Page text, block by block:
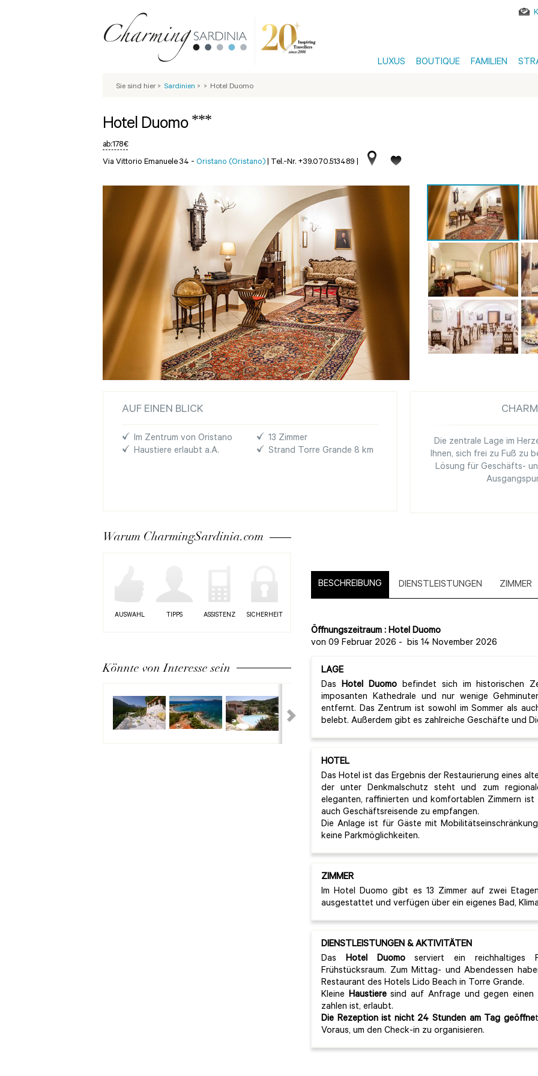
LUXUS BOUTIQUE FAMILIEN
Sie sind hier > Sardinien > > Hotel Duomo
Hotel Duomo ***
ab:178 €
Via Vittorio Emanuele 34 - Oristano (Oristano) | Tel.-Nr. +39.070.513489 |
AUF EINEN BLICK
Im Zentrum von Oristano
13 Zimmer
Haustiere erlaubt a.A.
Strand Torre Grande 8 km
Die zentrale Lage im
Ihnen, sich frei zu Fuß zu
Lösung für Geschäfts-
Warum CharmingSardinia.com
AUSWAHL TIPPS ASSISTENZ SICHERHEIT
Könnte von Interesse sein
BESCHREIBUNG DIENSTLEISTUNGEN ZIMMER
Öffnungszeitraum : Hotel Duomo
von 09 Februar 2026 - bis 14 November 2026
LAGE
Das Hotel Duomobefindet sich im historischen
imposanten Kathedrale und nur wenige
entfernt. Das Zentrum ist sowohl im Sommer als
belebt. Außerdem gibt es zahlreiche Geschäfte und
HOTEL
Das Hotel ist das Ergebnis der Restaurierung eines
der unter Denkmalschutz steht und zum
eleganten, raffinierten und komfortablen Zimmern
auch Geschäftsreisende zu empfangen.
Die Anlage ist für Gäste mit
keine Parkmöglichkeiten.
ZIMMER
Im Hotel Duomo gibt es 13 Zimmer auf zwei
ausgestattet und verfügen über ein eigenes Bad,
DIENSTLEISTUNGEN & AKTIVITÄTEN
Das Hotel Duomoserviert ein reichhaltiges
Frühstücksraum. Zum Mittag- und Abendessen
Restaurant des Hotels Lido Beach in Torre Grande.
Kleine Haustieresind auf Anfrage und gegen
zahlen ist, erlaubt.
Die Rezeption ist nicht 24 Stunden am Tag geöffne
Voraus, um den Check-in zu organisieren.